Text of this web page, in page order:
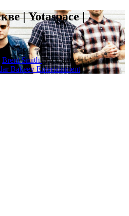
| Yotaspace |
391
Brent SmithПлощадка:
Bakeev Entertainment